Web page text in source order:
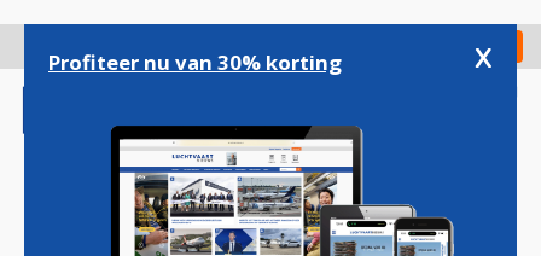
gaan
Check in
Profiteer nu van 30% korting x